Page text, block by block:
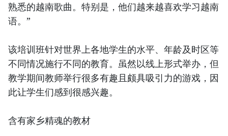
熟悉的越南歌曲。特别是，他们越来越喜欢学习越南
语。”
该培训班针对世界上各地学生的水平、年龄及时区等
不同情况施行不同的教育。虽然以线上形式举办，但
教学期间教师举行很多有趣且颇具吸引力的游戏，因
此让学生们感到很感兴趣。
含有家乡精魂的教材